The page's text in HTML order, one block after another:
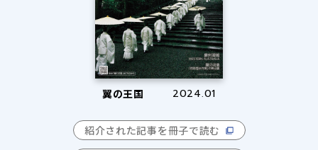
翼の王国 2024.01
紹介された記事を冊子で読む